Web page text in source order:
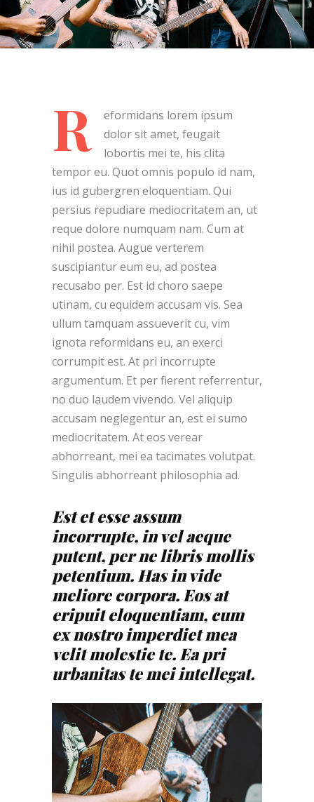
R
eformidans lorem ipsum
dolor sit amet, feugait
lobortis mei te, his clita
tempor eu. Quot omnis populo id nam,
ius id gubergren eloquentiam. Qui
persius repudiare mediocritatem an, ut
reque dolore numquam nam. Cum at
nihil postea. Augue verterem
suscipiantur eum eu, ad postea
recusabo per. Est id choro saepe
utinam, cu equidem accusam vis. Sea
ullum tamquam assueverit cu, vim
ignota reformidans eu, an exerci
corrumpit est. At pri incorrupte
argumentum. Et per fierent referrentur,
no duo laudem vivendo. Vel aliquip
accusam neglegentur an, est ei sumo
mediocritatem. At eos verear
abhorreant, mei ea tacimates volutpat.
Singulis abhorreant philosophia ad.
Est et esse assum
incorrupte, in vel aeque
putent, per ne libris mollis
petentium. Has in vide
meliore corpora. Eos at
eripuit eloquentiam, cum
ex nostro imperdiet mea
velit molestie te. Ea pri
urbanitas te mei intellegat.